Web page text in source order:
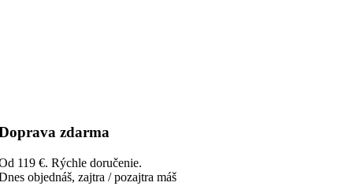
zdarma
119 €. Rýchle doručenie.
objednáš, zajtra / pozajtra máš